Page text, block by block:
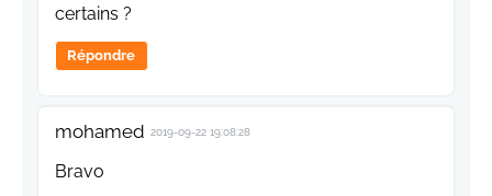
certains ?
Répondre
mohamed 2019-09-22 19:08:28
Bravo